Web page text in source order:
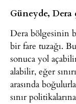
Güneyde,
Dera bölgesinin
bir fare tuzağı.
sonuca yol
alabilir, eğer
arasında
sınır